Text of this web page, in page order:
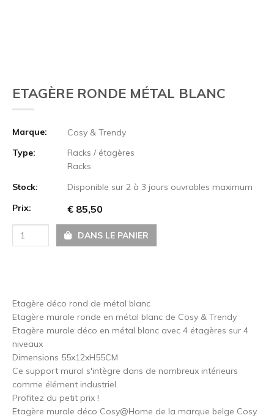
ETAGÈRE RONDE MÉTAL BLANC
Marque:
Cosy & Trendy
Type:
Racks / étagères
Racks
Stock:
Disponible sur 2 à 3 jours ouvrables maximum
Prix:
€ 85,50
DANS LE PANIER
Etagère déco rond de métal blanc
Etagère murale ronde en métal blanc de Cosy & Trendy
Etagère murale déco en métal blanc avec 4 étagères sur 4
niveaux
Dimensions 55x12xH55CM
Ce support mural s'intègre dans de nombreux intérieurs
comme élément industriel.
Profitez du petit prix !
Etagère murale déco Cosy@Home de la marque belge Cosy